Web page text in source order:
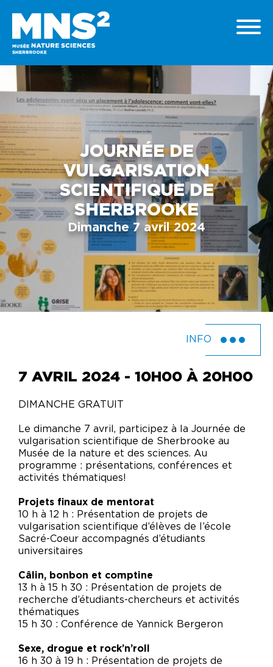
JOURNÉE DE
VULGARISATION
SCIENTIFIQUE DE
SHERBROOKE
Dimanche 7 avril 2024
INFO
7 AVRIL 2024 - 10H00 À 20H00
DIMANCHE GRATUIT
Le dimanche 7 avril, participez à la Journée de
vulgarisation scientifique de Sherbrooke au
Musée de la nature et des sciences. Au
programme : présentations, conférences et
activités thématiques!
Projets finaux de mentorat
10 h à 12 h : Présentation de projets de
vulgarisation scientifique d’élèves de l’école
Sacré-Coeur accompagnés d’étudiants
universitaires
Câlin, bonbon et comptine
13 h à 15 h 30 : Présentation de projets de
recherche d’étudiants-chercheurs et activités
thématiques
15 h 30 : Conférence de Yannick Bergeron
Sexe, drogue et rock’n’roll
16 h 30 à 19 h : Présentation de projets de